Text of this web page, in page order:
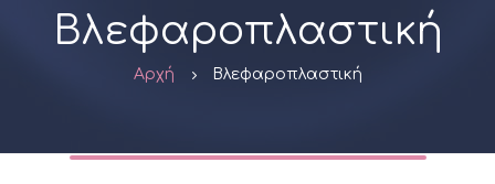
Βλεφαροπλαστική
Αρχή Βλεφαροπλαστική